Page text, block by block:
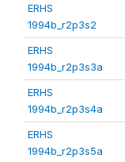
ERHS
1994b_r2p3s2
ERHS
1994b_r2p3s3a
ERHS
1994b_r2p3s4a
ERHS
1994b_r2p3s5a